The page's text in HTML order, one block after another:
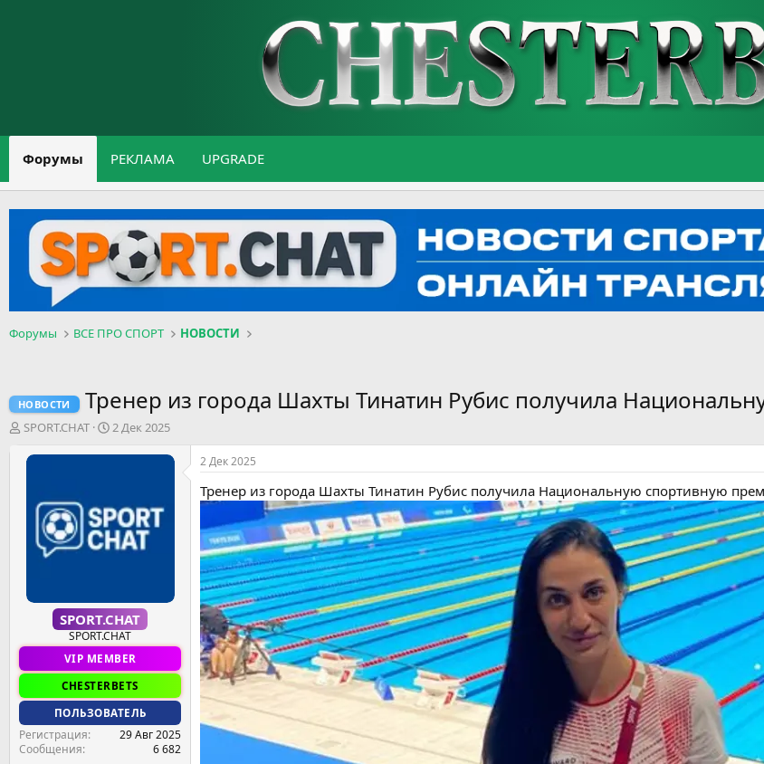
Форумы РЕКЛАМА UPGRADE
Форумы ВСЕ ПРО СПОРТ НОВОСТИ
НОВОСТИ Тренер из города Шахты Тинатин Рубис получила
А
т
SPORT.CHAT
Д
т
а
ч
а
2 Дек 2025
SPORT.CHAT
SPORT.CHAT
VIP MEMBER
CHESTERBETS
ПОЛЬЗОВАТЕЛЬ
Регистрация
29 Авг 2025
Сообщения
6 682
2 Дек 2025
Тренер из города Шахты Тинатин Рубис получила Национальную спортивную